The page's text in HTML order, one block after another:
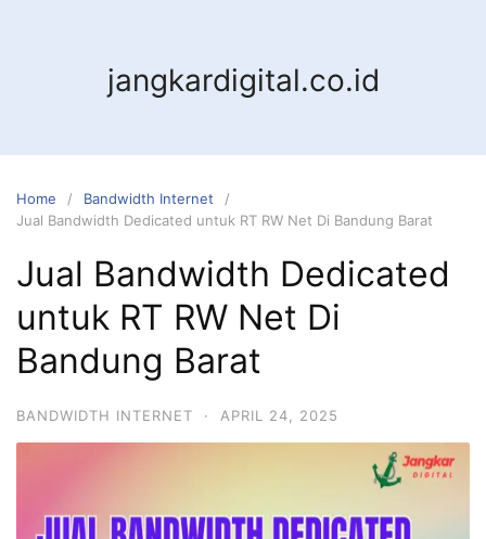
jangkardigital.co.id
Home
Bandwidth Internet
Jual Bandwidth Dedicated untuk RT RW Net Di Bandung Barat
Jual Bandwidth Dedicated
untuk RT RW Net Di
Bandung Barat
BANDWIDTH INTERNET · APRIL 24, 2025